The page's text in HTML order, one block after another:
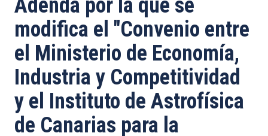
a
la
navegación
Adenda por la que se
modifica el "Convenio entre
el Ministerio de Economía,
Industria y Competitividad
y el Instituto de Astrofísica
de Canarias para la